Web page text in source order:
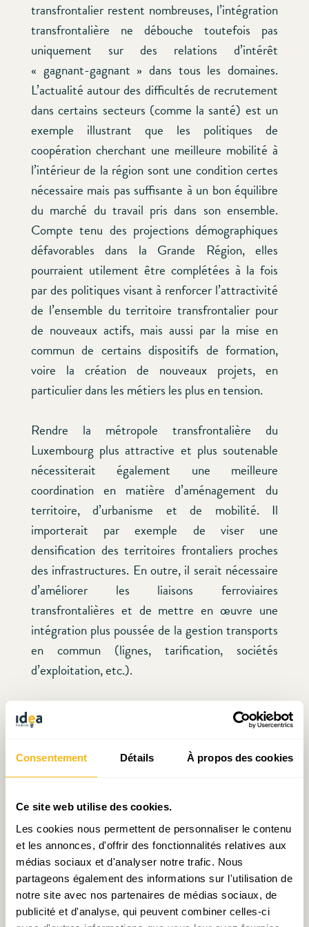
Consentement Détails À propos des cookies
Ce site web utilise des cookies.
Les cookies nous permettent de personnaliser le contenu
et les annonces, d'offrir des fonctionnalités relatives aux
médias sociaux et d'analyser notre trafic. Nous
partageons également des informations sur l'utilisation de
notre site avec nos partenaires de médias sociaux, de
publicité et d'analyse, qui peuvent combiner celles-ci
transfrontalier restent nombreuses, l’intégration
transfrontalière ne débouche toutefois pas
uniquement sur des relations d’intérêt
« gagnant-gagnant » dans tous les domaines.
L’actualité autour des difficultés de recrutement
dans certains secteurs (comme la santé) est un
exemple illustrant que les politiques de
coopération cherchant une meilleure mobilité à
l’intérieur de la région sont une condition certes
nécessaire mais pas suffisante à un bon équilibre
du marché du travail pris dans son ensemble.
Compte tenu des projections démographiques
défavorables dans la Grande Région, elles
pourraient utilement être complétées à la fois
par des politiques visant à renforcer l’attractivité
de l’ensemble du territoire transfrontalier pour
de nouveaux actifs, mais aussi par la mise en
commun de certains dispositifs de formation,
voire la création de nouveaux projets, en
particulier dans les métiers les plus en tension.
Rendre la métropole transfrontalière du
Luxembourg plus attractive et plus soutenable
nécessiterait également une meilleure
coordination en matière d’aménagement du
territoire, d’urbanisme et de mobilité. Il
importerait par exemple de viser une
densification des territoires frontaliers proches
des infrastructures. En outre, il serait nécessaire
d’améliorer les liaisons ferroviaires
transfrontalières et de mettre en œuvre une
intégration plus poussée de la gestion transports
en commun (lignes, tarification, sociétés
d’exploitation, etc.).
Un tel projet pourrait mener à créer de nouveaux
organes de coordination et de décision
transfrontaliers qui se superposent mieux au
territoire, mais aussi des mécanismes de
dans des conventions bilatérales.
Vers la coopétition économique transfrontalière
En matière de coopération économique, il
pourrait être opportun de réfléchir à de nouvelles